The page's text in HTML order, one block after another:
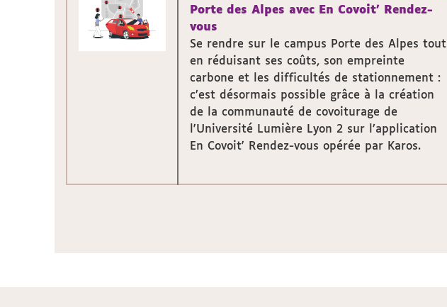
Porte des Alpes avec En Covoit' Rendez-
vous
Se rendre sur le campus Porte des Alpes tout
en réduisant ses coûts, son empreinte
carbone et les difficultés de stationnement :
c’est désormais possible grâce à la création
de la communauté de covoiturage de
l'Université Lumière Lyon 2 sur l’application
En Covoit' Rendez-vous opérée par Karos.